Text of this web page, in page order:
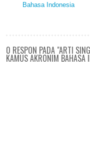
Bahasa Indonesia
0 RESPON PADA "ARTI
KAMUS AKRONIM BAHASA